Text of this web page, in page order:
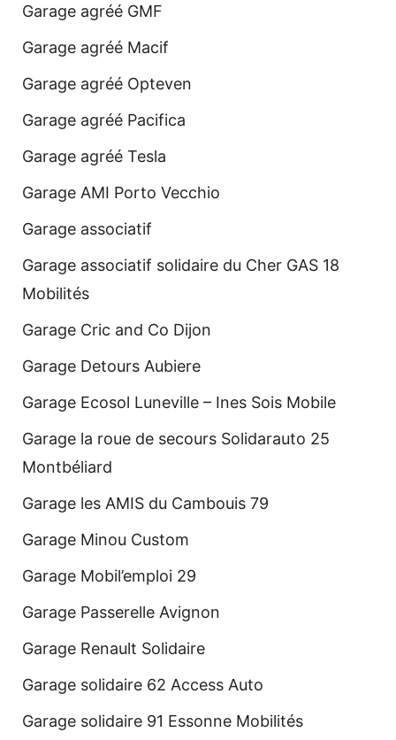
Garage agréé GMF
Garage agréé Macif
Garage agréé Opteven
Garage agréé Pacifica
Garage agréé Tesla
Garage AMI Porto Vecchio
Garage associatif
Garage associatif solidaire du Cher GAS 18
Mobilités
Garage Cric and Co Dijon
Garage Detours Aubiere
Garage Ecosol Luneville – Ines Sois Mobile
Garage la roue de secours Solidarauto 25
Montbéliard
Garage les AMIS du Cambouis 79
Garage Minou Custom
Garage Mobil’emploi 29
Garage Passerelle Avignon
Garage Renault Solidaire
Garage solidaire 62 Access Auto
Garage solidaire 91 Essonne Mobilités